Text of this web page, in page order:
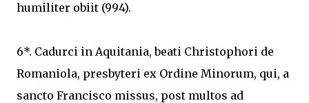
humiliter obiit (994).
6*. Cadurci in Aquitania, beati Christophori de
Romaniola, presbyteri ex Ordine Minorum, qui, a
sancto Francisco missus, post multos ad